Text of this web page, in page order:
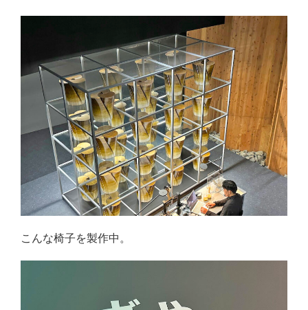
こんな椅子を製作中。